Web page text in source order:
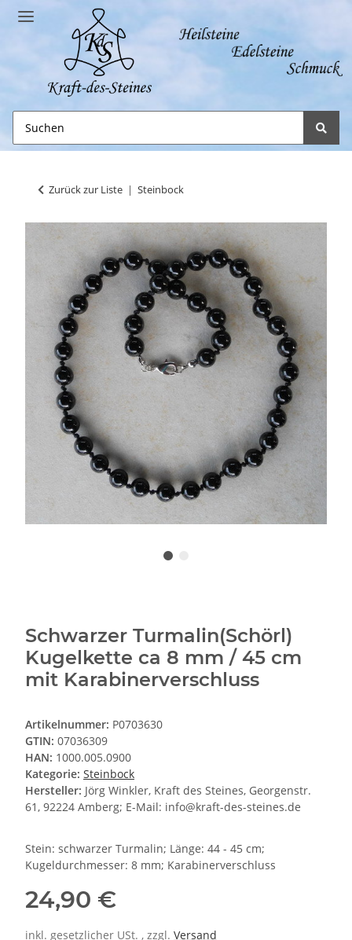
Zurück zur Liste Steinbock
Schwarzer Turmalin(Schörl)
Kugelkette ca 8 mm / 45 cm
mit Karabinerverschluss
Artikelnummer: P0703630
GTIN: 07036309
HAN: 1000.005.0900
Kategorie: Steinbock
Hersteller: Jörg Winkler, Kraft des Steines, Georgenstr.
61, 92224 Amberg; E-Mail: info@kraft-des-steines.de
Stein: schwarzer Turmalin; Länge: 44 - 45 cm;
Kugeldurchmesser: 8 mm; Karabinerverschluss
24,90 €
inkl. gesetzlicher USt. , zzgl. Versand